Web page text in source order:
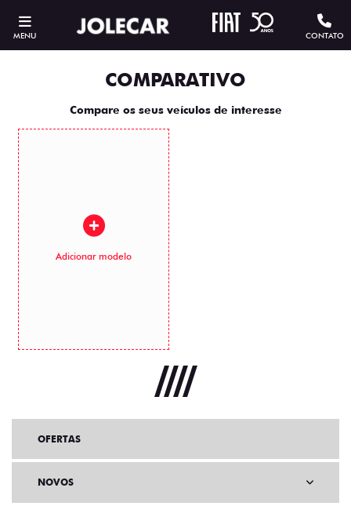
MENU CONTATO
COMPARATIVO
Compare os seus veículos de interesse
Adicionar modelo
OFERTAS
NOVOS